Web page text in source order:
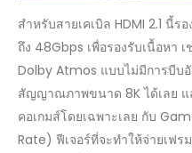
สำหรับสายเคเบิล HDMI 2.1 นี้
ถึง 48Gbps เพื่อรองรับเนื้อหา
Dolby Atmos แบบไม่มีการบีบ
สัญญาณภาพขนาด 8K ได้เลย แ
คอเกมส์โดยเฉพาะเลย กับ
Rate) ฟีเจอร์ที่จะทำให้จ่ายเฟ